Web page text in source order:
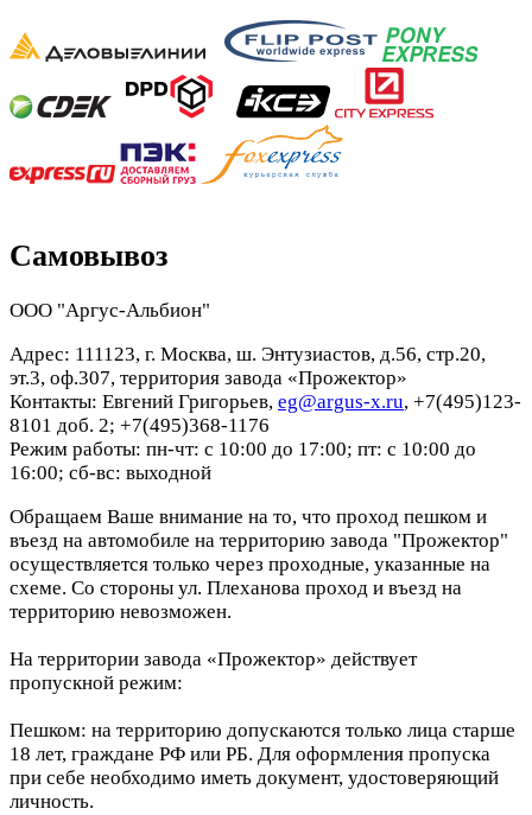
Самовывоз
ООО "Аргус-Альбион"
Адрес: 111123, г. Москва, ш. Энтузиастов, д.56, стр.20,
эт.3, оф.307, территория завода «Прожектор»
Контакты: Евгений Григорьев, eg@argus-x.ru, +7(495)123-
8101 доб. 2; +7(495)368-1176
Режим работы: пн-чт: с 10:00 до 17:00; пт: с 10:00 до
16:00; сб-вс: выходной
Обращаем Ваше внимание на то, что проход пешком и
въезд на автомобиле на территорию завода "Прожектор"
осуществляется только через проходные, указанные на
схеме. Со стороны ул. Плеханова проход и въезд на
территорию невозможен.
На территории завода «Прожектор» действует
пропускной режим:
Пешком: на территорию допускаются только лица старше
18 лет, граждане РФ или РБ. Для оформления пропуска
при себе необходимо иметь документ, удостоверяющий
личность.